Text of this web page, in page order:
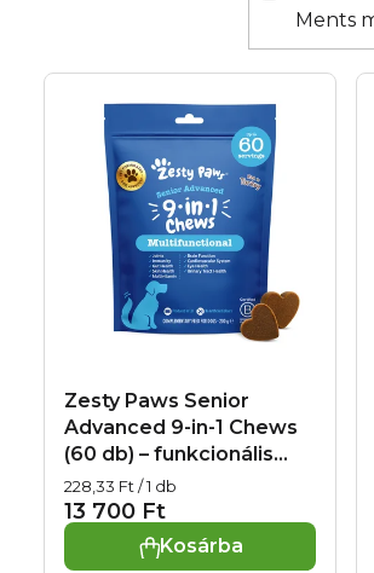
Ments
k
Zesty Paws Senior
Advanced 9-in-1 Chews
(60 db) – funkcionális
eledel 9 az 1-ben
idősebb kutyáknak
13 700 Ft
Egységár:
228,33 Ft / 1 db
Kosárba